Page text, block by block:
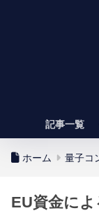
記事一覧
ホーム 量子コ
EU資金に